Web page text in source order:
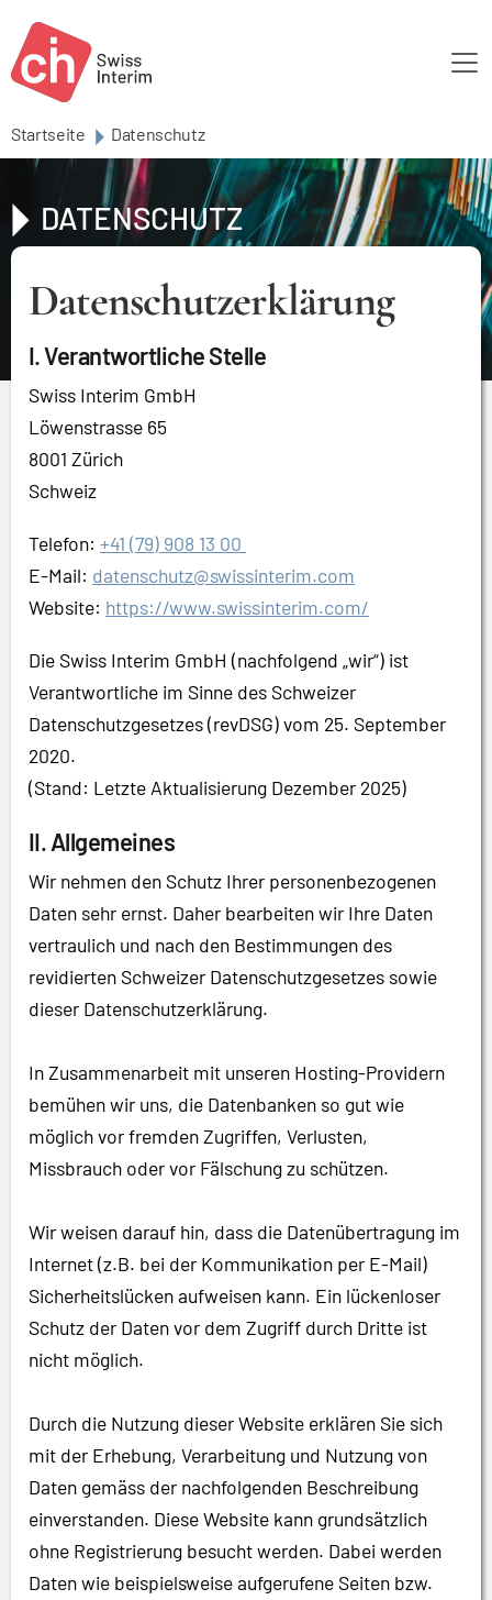
Startseite Datenschutz
DATENSCHUTZ
Datenschutzerklärung
I. Verantwortliche Stelle
Swiss Interim GmbH
Löwenstrasse 65
8001 Zürich
Schweiz
Telefon: +41 (79) 908 13 00
E-Mail: datenschutz@swissinterim.com
Website: https://www.swissinterim.com/
Die Swiss Interim GmbH (nachfolgend „wir“) ist
Verantwortliche im Sinne des Schweizer
Datenschutzgesetzes (revDSG) vom 25. September
2020.
(Stand: Letzte Aktualisierung Dezember 2025)
II. Allgemeines
Wir nehmen den Schutz Ihrer personenbezogenen
Daten sehr ernst. Daher bearbeiten wir Ihre Daten
vertraulich und nach den Bestimmungen des
revidierten Schweizer Datenschutzgesetzes sowie
dieser Datenschutzerklärung.
In Zusammenarbeit mit unseren Hosting-Providern
bemühen wir uns, die Datenbanken so gut wie
möglich vor fremden Zugriffen, Verlusten,
Missbrauch oder vor Fälschung zu schützen.
Wir weisen darauf hin, dass die Datenübertragung im
Internet (z.B. bei der Kommunikation per E-Mail)
Sicherheitslücken aufweisen kann. Ein lückenloser
Schutz der Daten vor dem Zugriff durch Dritte ist
nicht möglich.
Durch die Nutzung dieser Website erklären Sie sich
mit der Erhebung, Verarbeitung und Nutzung von
Daten gemäss der nachfolgenden Beschreibung
einverstanden. Diese Website kann grundsätzlich
ohne Registrierung besucht werden. Dabei werden
Daten wie beispielsweise aufgerufene Seiten bzw.